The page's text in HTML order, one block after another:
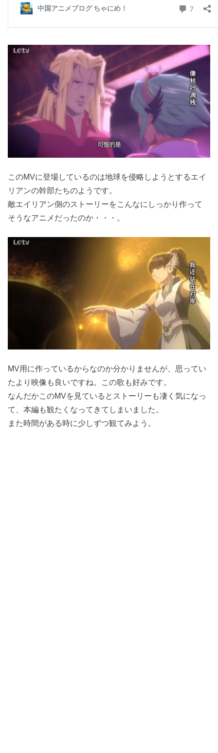
このMVに登場しているのは地球を侵略しようとするエイ
リアンの幹部たちのようです。
敵エイリアン側のストーリーをこんなにしっかり作って
そうなアニメだったのか・・・。
MV用に作っているからなのか分かりませんが、思ってい
たより映像も良いですね。この歌も好みです。
なんだかこのMVを見ているとストーリーも凄く気になっ
て、本編も観たくなってきてしまいました。
また時間がある時に少しずつ観てみよう。